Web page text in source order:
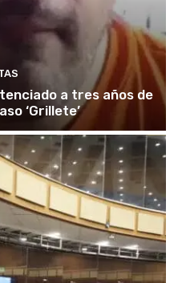
a tres años de
‘Grillete’